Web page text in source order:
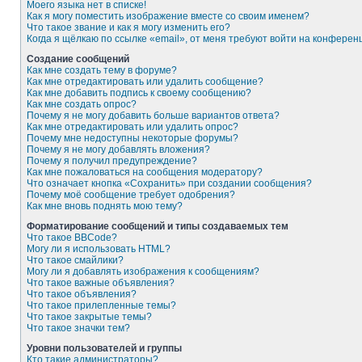
Моего языка нет в списке!
Как я могу поместить изображение вместе со своим именем?
Что такое звание и как я могу изменить его?
Когда я щёлкаю по ссылке «email», от меня требуют войти на
Создание сообщений
Как мне создать тему в форуме?
Как мне отредактировать или удалить сообщение?
Как мне добавить подпись к своему сообщению?
Как мне создать опрос?
Почему я не могу добавить больше вариантов ответа?
Как мне отредактировать или удалить опрос?
Почему мне недоступны некоторые форумы?
Почему я не могу добавлять вложения?
Почему я получил предупреждение?
Как мне пожаловаться на сообщения модератору?
Что означает кнопка «Сохранить» при создании сообщения?
Почему моё сообщение требует одобрения?
Как мне вновь поднять мою тему?
Форматирование сообщений и типы создаваемых тем
Что такое BBCode?
Могу ли я использовать HTML?
Что такое смайлики?
Могу ли я добавлять изображения к сообщениям?
Что такое важные объявления?
Что такое объявления?
Что такое прилепленные темы?
Что такое закрытые темы?
Что такое значки тем?
Уровни пользователей и группы
Кто такие администраторы?